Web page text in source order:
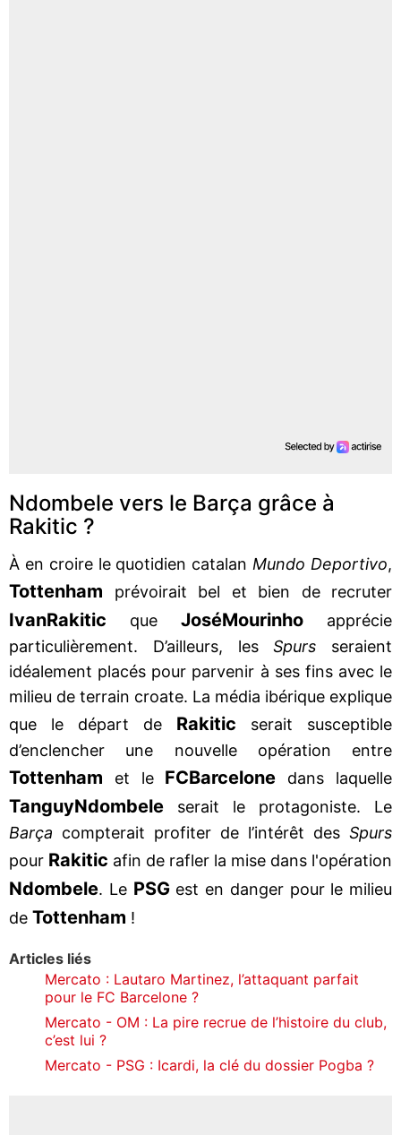
Ndombele vers le Barça grâce à
Rakitic ?
À en croire le quotidien catalan Mundo Deportivo,
Tottenham prévoirait bel et bien de recruter
IvanRakitic que JoséMourinho apprécie
particulièrement. D’ailleurs, lesSpurs seraient
idéalement placés pour parvenir à ses fins avec le
milieu de terrain croate. La média ibérique explique
que le départ de Rakitic serait susceptible
d’enclencher une nouvelle opération entre
Tottenham et le FCBarcelone dans laquelle
TanguyNdombele serait le protagoniste. Le
Barça compterait profiter de l’intérêt des Spurs
pour Rakitic afin de rafler la mise dans l'opération
Ndombele. Le PSGest en danger pour le milieu
de Tottenham !
Articles liés
Mercato : Lautaro Martinez, l’attaquant parfait
pour le FC Barcelone ?
Mercato - OM : La pire recrue de l’histoire du club,
c’est lui ?
Mercato - PSG : Icardi, la clé du dossier Pogba ?